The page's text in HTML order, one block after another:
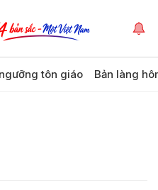
tôn giáo Bản làng